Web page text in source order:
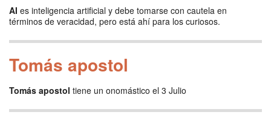
AI es inteligencia artificial y debe tomarse con cautela en
términos de veracidad, pero está ahí para los curiosos.
Tomás apostol
Tomás apostol tiene un onomástico el 3 Julio